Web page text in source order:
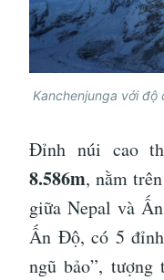
Kanchenjunga với
Đỉnh núi cao
8.586m, nằm
giữa Nepal và
Ấn Độ, có 5
ngũ bảo”, tượng